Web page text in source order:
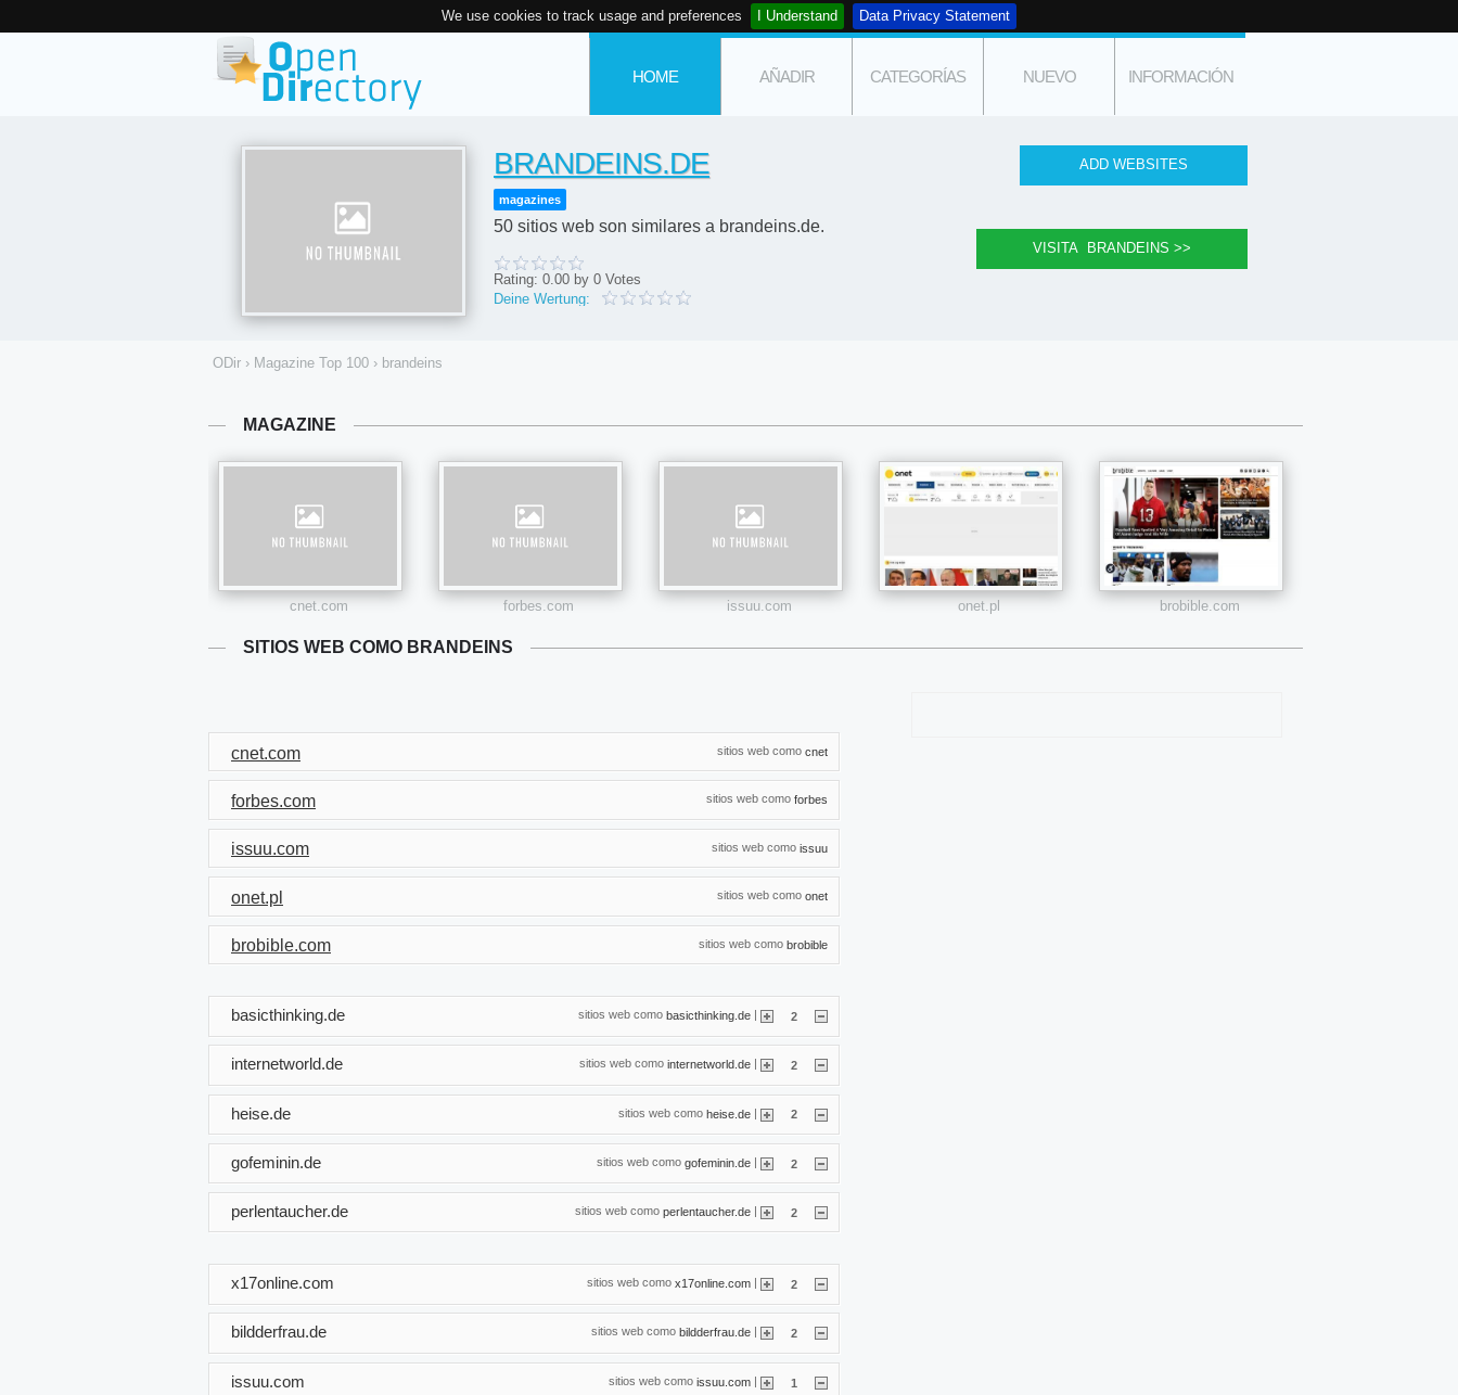
We use cookies to track usage and preferences I Understand Data Privacy Statement
HOME AÑADIR CATEGORÍAS NUEVO INFORMACIÓN
BRANDEINS.DE
magazines
50 sitios web son similares a brandeins.de.
Rating: 0.00 by 0 Votes
Deine Wertung:
ODir › Magazine Top 100 › brandeins
MAGAZINE
cnet.com forbes.com issuu.com onet.pl brobible.com
SITIOS WEB COMO BRANDEINS
sitios web como cnet
cnet.com
sitios web como forbes
forbes.com
sitios web como issuu
issuu.com
sitios web como onet
onet.pl
sitios web como brobible
brobible.com
sitios web como basicthinking.de | 2
basicthinking.de
sitios web como internetworld.de 2
internetworld.de
sitios web como heise.de | 2
heise.de
sitios web como gofeminin.de | 2
gofeminin.de
sitios web como perlentaucher.de | 2
perlentaucher.de
sitios web como x17online.com 2
x17online.com
sitios web como bildderfrau.de 2
bildderfrau.de
sitios web como issuu.com | 1
issuu.com